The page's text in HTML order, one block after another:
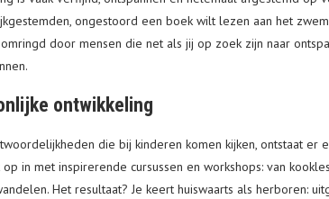
ongestoord een boek wilt lezen aan het
door mensen die net als jij op zoek zijn naar
ontwikkeling
die bij kinderen komen kijken, ontstaat er
in met inspirerende cursussen en workshops: van
Het resultaat? Je keert huiswaarts als herboren: